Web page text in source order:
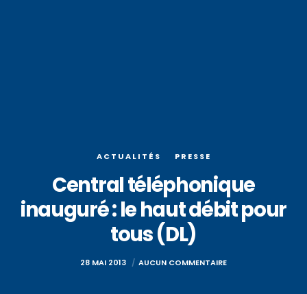
ACTUALITÉS PRESSE
Central téléphonique
inauguré : le haut débit pour
tous (DL)
28 MAI 2013 AUCUN COMMENTAIRE